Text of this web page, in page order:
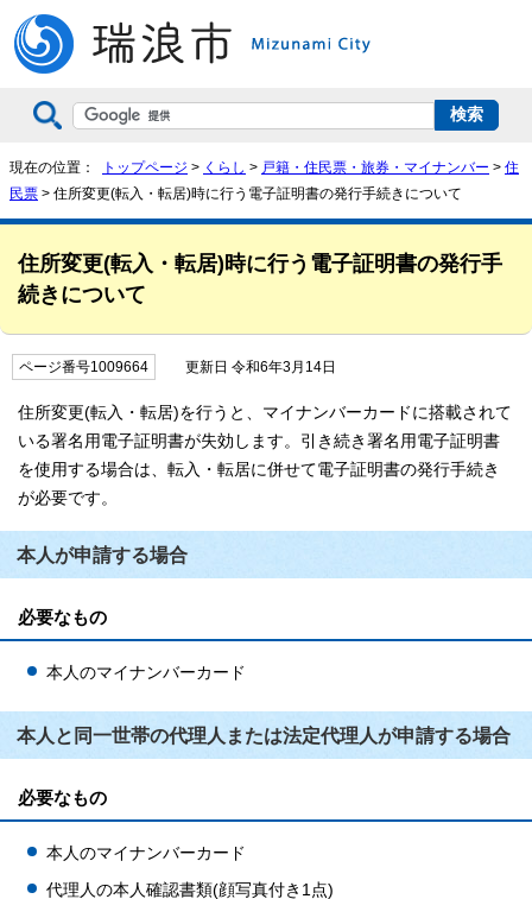
現在の位置： トップページ > くらし > 戸籍・住民票・旅券・マイナンバー > 住
民票 > 住所変更(転入・転居)時に行う電子証明書の発行手続きについて
住所変更(転入・転居)時に行う電子証明書の発行手
続きについて
ページ番号1009664 更新日 令和6年3月14日
住所変更(転入・転居)を行うと、マイナンバーカードに搭載されて
いる署名用電子証明書が失効します。引き続き署名用電子証明書
を使用する場合は、転入・転居に併せて電子証明書の発行手続き
が必要です。
本人が申請する場合
必要なもの
本人のマイナンバーカード
本人と同一世帯の代理人または法定代理人が申請する場合
必要なもの
本人のマイナンバーカード
代理人の本人確認書類(顔写真付き1点)